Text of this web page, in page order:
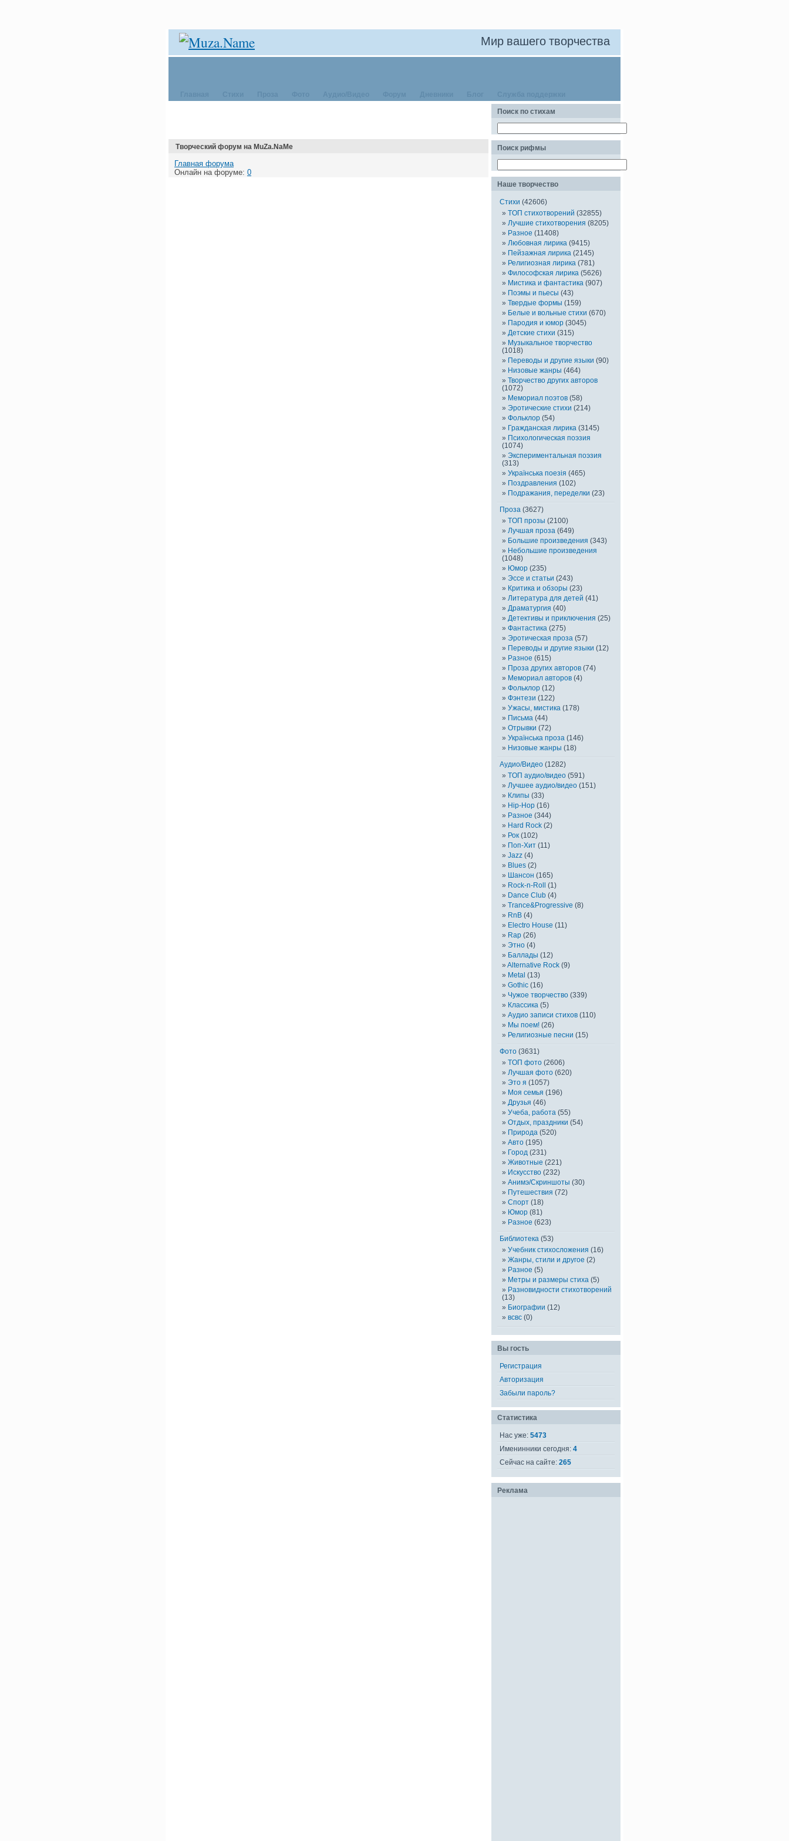
Мир вашего творчества
Творческий форум на MuZa.NaMe
Главная форума
Онлайн на форуме: 0
Поиск по стихам
Поиск рифмы
Наше творчество
Стихи (42606)
TOП стихотворений (32855)
Лучшие стихотворения (8205)
Разное (11408)
Любовная лирика (9415)
Пейзажная лирика (2145)
Религиозная лирика (781)
Философская лирика (5626)
Мистика и фантастика (907)
Поэмы и пьесы (43)
Твердые формы (159)
Белые и вольные стихи (670)
Пародия и юмор (3045)
Детские стихи (315)
Музыкальное творчество
(1018)
Переводы и другие языки (90)
Низовые жанры (464)
Творчество других авторов
(1072)
Мемориал поэтов (58)
Эротические стихи (214)
Фольклор (54)
Гражданская лирика (3145)
Психологическая поэзия
(1074)
Экспериментальная поэзия
(313)
Українська поезія (465)
Поздравления (102)
Подражания, переделки (23)
Проза (3627)
TOП прозы (2100)
Лучшая проза (649)
Большие произведения (343)
Небольшие произведения
(1048)
Юмор (235)
Эссе и статьи (243)
Критика и обзоры (23)
Литература для детей (41)
Драматургия (40)
Детективы и приключения (25)
Фантастика (275)
Эротическая проза (57)
Переводы и другие языки (12)
Разное (615)
Проза других авторов (74)
Мемориал авторов (4)
Фольклор (12)
Фэнтези (122)
Ужасы, мистика (178)
Письма (44)
Отрывки (72)
Українська проза (146)
Низовые жанры (18)
Аудио/Видео (1282)
TOП аудио/видео (591)
Лучшее аудио/видео (151)
Клипы (33)
Hip-Hop (16)
Разное (344)
Hard Rock (2)
Рок (102)
Поп-Хит (11)
Jazz (4)
Blues (2)
Шансон (165)
Rock-n-Roll (1)
Dance Club (4)
Trance&Progressive (8)
RnB (4)
Electro House (11)
Rap (26)
Этно (4)
Баллады (12)
Alternative Rock (9)
Metal (13)
Gothic (16)
Чужое творчество (339)
Классика (5)
Аудио записи стихов (110)
Мы поем! (26)
Религиозные песни (15)
Фото (3631)
TOП фото (2606)
Лучшая фото (620)
Это я (1057)
Моя семья (196)
Друзья (46)
Учеба, работа (55)
Отдых, праздники (54)
Природа (520)
Авто (195)
Город (231)
Животные (221)
Искусство (232)
Анимэ/Скриншоты (30)
Путешествия (72)
Спорт (18)
Юмор (81)
Разное (623)
Библиотека (53)
Учебник стихосложения (16)
Жанры, стили и другое (2)
Разное (5)
Метры и размеры стиха (5)
Разновидности стихотворений
(13)
Биографии (12)
всвс (0)
Вы гость
Регистрация
Авторизация
Забыли пароль?
Статистика
Нас уже: 5473
Именинники сегодня: 4
Сейчас на сайте: 265
Реклама